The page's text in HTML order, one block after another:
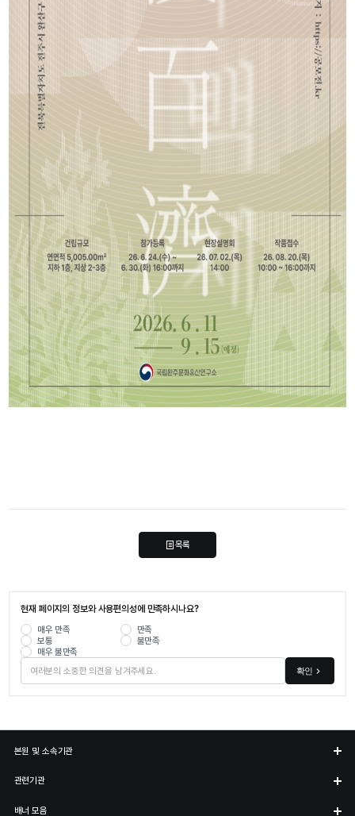
목록
현재 페이지의 정보와 사용편의성에 만족하시나요?
매우 만족
만족
보통
불만족
매우 불만족
확인
본원 및 소속기관
관련기관
배너 모음